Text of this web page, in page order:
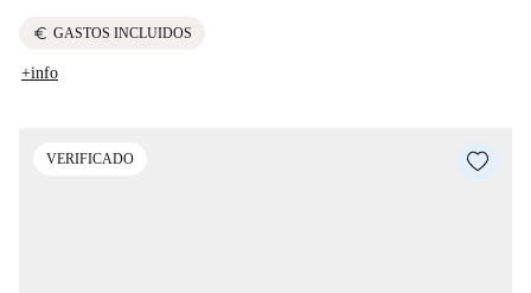
euro GASTOS INCLUIDOS
+info
VERIFICADO